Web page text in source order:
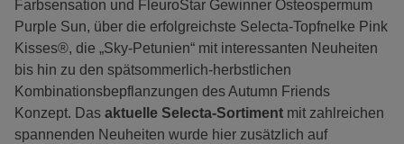
Farbsensation und FleuroStar Gewinner Osteospermum
Purple Sun, über die erfolgreichste Selecta-Topfnelke Pink
Kisses®, die „Sky-Petunien“ mit interessanten Neuheiten
bis hin zu den spätsommerlich-herbstlichen
Kombinationsbepflanzungen des Autumn Friends
Konzept. Das aktuelle Selecta-Sortiment mit zahlreichen
spannenden Neuheiten wurde hier zusätzlich auf